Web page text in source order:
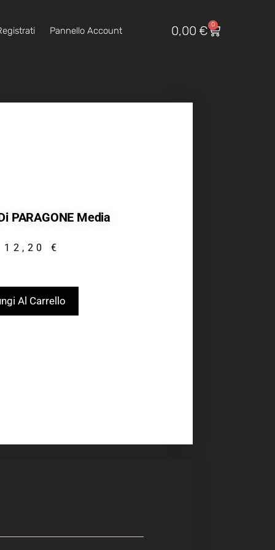
Pannello Account 0,00 € 0
PARAGONE Media
12,20 €
Al Carrello